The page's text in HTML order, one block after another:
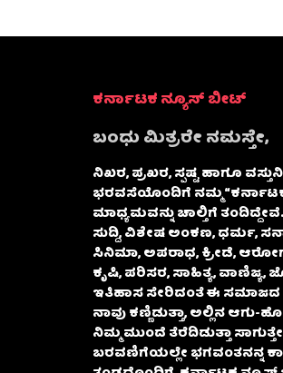
ಕರ್ನಾಟಕ ನ್ಯೂಸ್ ಬೀಟ್
ಬಂಧು ಮಿತ್ರರೇ ನಮಸ್ತೇ,
ನಿಖರ, ಪ್ರಖರ, ಸ್ಪಷ್ಟ ಹಾಗೂ
ಭರವಸೆಯೊಂದಿಗೆ ನಮ್ಮ
ಮಾಧ್ಯಮವನ್ನು ಚಾಲ್ತಿಗೆ ತಂದಿದ್ದೇವೆ.
ಸುದ್ದಿ, ವಿಶೇಷ ಅಂಕಣ, ಧರ್ಮ,
ಸಿನಿಮಾ, ಅಪರಾಧ, ಕ್ರೀಡೆ,
ಕೃಷಿ, ಪರಿಸರ, ಸಾಹಿತ್ಯ, ವಾಣಿಜ್ಯ,
ಇತಿಹಾಸ ಸೇರಿದಂತೆ ಈ ಸಮಾಜದ
ನಾವು ಕಣ್ಣಿಡುತ್ತಾ, ಅಲ್ಲಿನ ಆಗು-
ನಿಮ್ಮ ಮುಂದೆ ತೆರೆದಿಡುತ್ತಾ
ಬರವಣಿಗೆಯಲ್ಲೇ ಭಗವಂತನನ್ನ